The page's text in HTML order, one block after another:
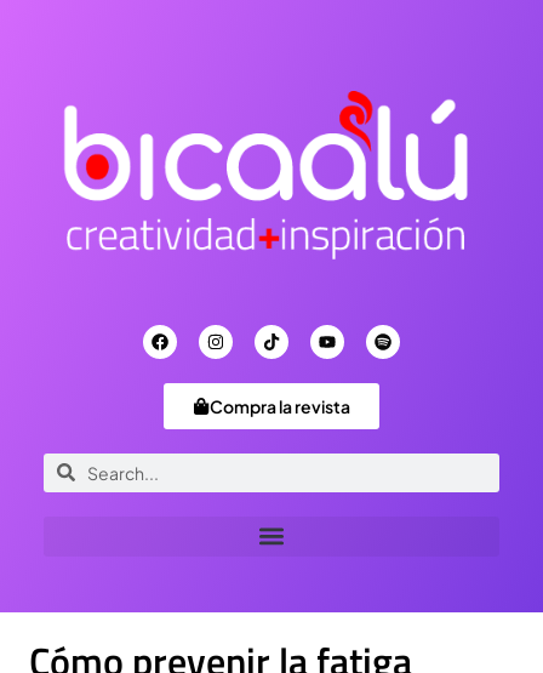
Compra la revista
Cómo prevenir la fatiga